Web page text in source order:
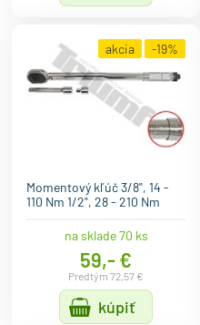
akcia -19%
Momentový kľúč 3/8", 14 -
110 Nm 1/2", 28 - 210 Nm
na sklade 70 ks
59,- €
Predtým 72,57 €
kúpiť